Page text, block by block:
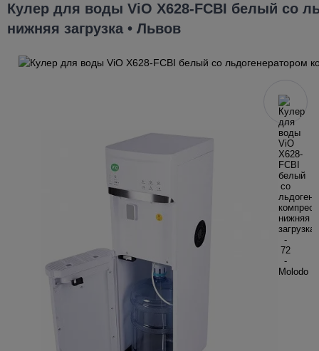
Кулер для воды ViO X628-FCBI белый со
нижняя загрузка • Львов